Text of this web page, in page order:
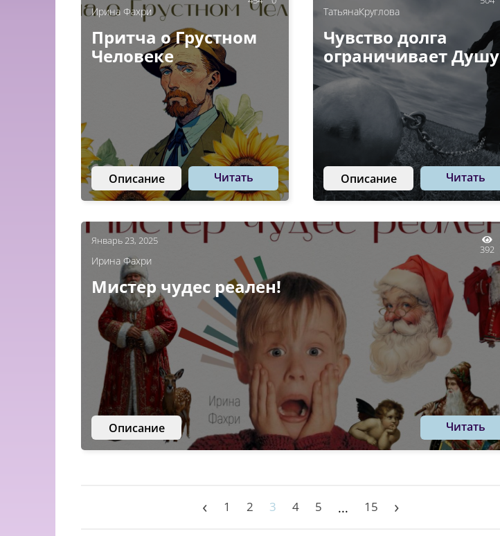
Ирина Фахри
Притча о Грустном
Человеке
Описание Читать
ТатьянаКруглова
Чувство долга
ограничивает Душу
Описание Читать
Январь 23, 2025
392
Ирина Фахри
Мистер чудес реален!
Описание Читать
‹ 1 2 3 4 5 ... 15 ›